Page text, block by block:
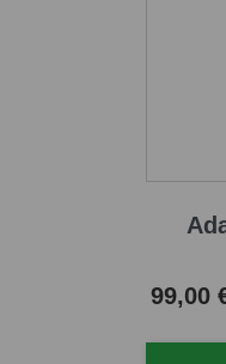
Cena
99,00